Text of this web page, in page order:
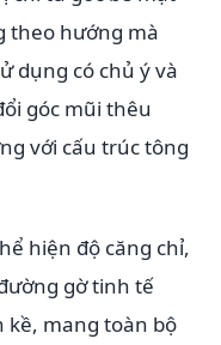
theo hướng mà
dụng có chủ ý và
góc mũi thêu
với cấu trúc tông
hiện độ căng chỉ,
gờ tinh tế
kề, mang toàn bộ